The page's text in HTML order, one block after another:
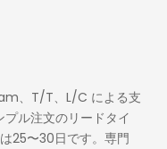
、T/T、L/C による支
ル注文のリードタイ
25〜30日です。専門